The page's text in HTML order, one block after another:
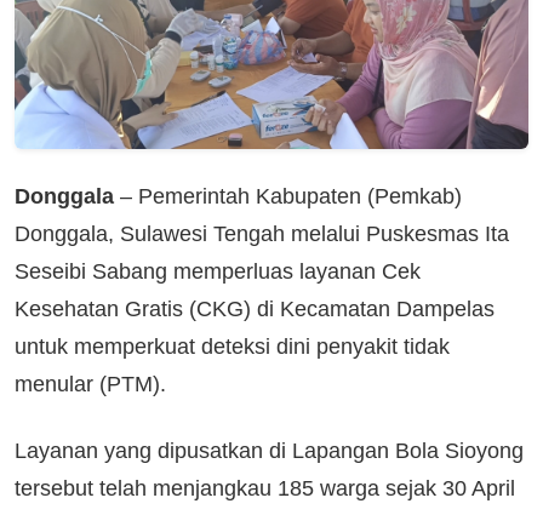
Donggala – Pemerintah Kabupaten (Pemkab)
Donggala, Sulawesi Tengah melalui Puskesmas Ita
Seseibi Sabang memperluas layanan Cek
Kesehatan Gratis (CKG) di Kecamatan Dampelas
untuk memperkuat deteksi dini penyakit tidak
menular (PTM).
Layanan yang dipusatkan di Lapangan Bola Sioyong
tersebut telah menjangkau 185 warga sejak 30 April